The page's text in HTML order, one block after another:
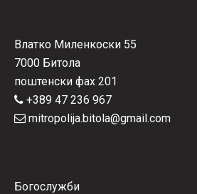
Влатко Миленкоски 55
7000 Битола
поштенски фах 201
+389 47 236 967
mitropolija.bitola@gmail.com
Богослужби